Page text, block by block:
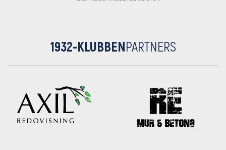
1932-KLUBBENPARTNERS